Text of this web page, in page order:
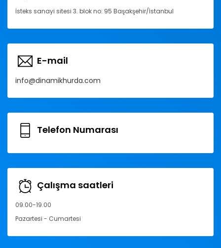
İsteks sanayi sitesi 3. blok no: 95 Başakşehir/İstanbul
E-mail
info@dinamikhurda.com
Telefon Numarası
Çalışma saatleri
09.00-19.00
Pazartesi - Cumartesi